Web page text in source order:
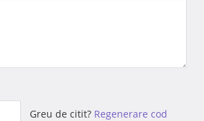
Greu de citit? Regenerare cod